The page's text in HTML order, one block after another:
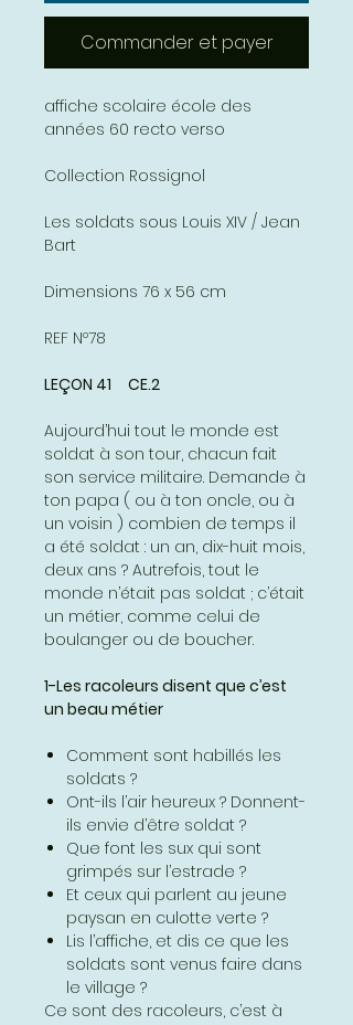
Commander et payer
affiche scolaire école des
années 60 recto verso
Collection Rossignol
Les soldats sous Louis XIV / Jean
Bart
Dimensions 76 x 56 cm
REF Nº78
LEÇON 41 CE.2
Aujourd’hui tout le monde est
soldat à son tour, chacun fait
son service militaire. Demande à
ton papa ( ou à ton oncle, ou à
un voisin ) combien de temps il
a été soldat : un an, dix-huit mois,
deux ans ? Autrefois, tout le
monde n’était pas soldat ; c’était
un métier, comme celui de
boulanger ou de boucher.
1-Les racoleurs disent que c’est
un beau métier
Comment sont habillés les
soldats ?
Ont-ils l’air heureux ? Donnent-
ils envie d’être soldat ?
Que font les sux qui sont
grimpés sur l’estrade ?
Et ceux qui parlent au jeune
paysan en culotte verte ?
Lis l’affiche, et dis ce que les
soldats sont venus faire dans
le village ?
Ce sont des racoleurs, c’est à